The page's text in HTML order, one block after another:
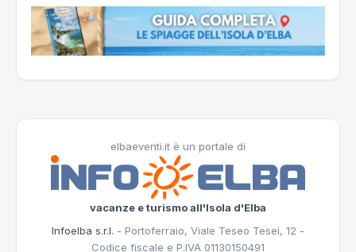
elbaeventi.it è un portale di
vacanze e turismo all'Isola d'Elba
Infoelba s.r.l. - Portoferraio, Viale Teseo Tesei, 12 -
Codice fiscale e P.IVA 01130150491